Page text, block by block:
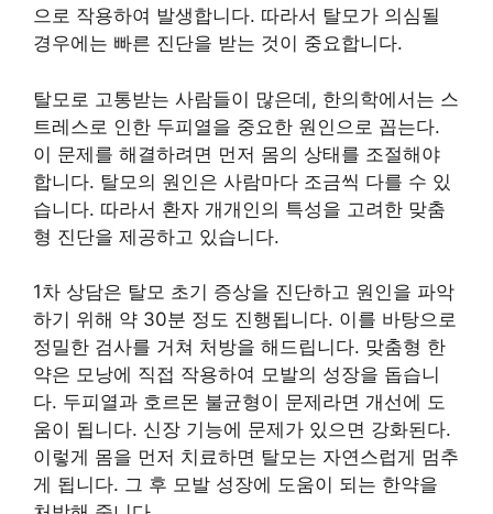
으로 작용하여 발생합니다. 따라서 탈모가 의심될
경우에는 빠른 진단을 받는 것이 중요합니다.
탈모로 고통받는 사람들이 많은데, 한의학에서는 스
트레스로 인한 두피열을 중요한 원인으로 꼽는다.
이 문제를 해결하려면 먼저 몸의 상태를 조절해야
합니다. 탈모의 원인은 사람마다 조금씩 다를 수 있
습니다. 따라서 환자 개개인의 특성을 고려한 맞춤
형 진단을 제공하고 있습니다.
1차 상담은 탈모 초기 증상을 진단하고 원인을 파악
하기 위해 약 30분 정도 진행됩니다. 이를 바탕으로
정밀한 검사를 거쳐 처방을 해드립니다. 맞춤형 한
약은 모낭에 직접 작용하여 모발의 성장을 돕습니
다. 두피열과 호르몬 불균형이 문제라면 개선에 도
움이 됩니다. 신장 기능에 문제가 있으면 강화된다.
이렇게 몸을 먼저 치료하면 탈모는 자연스럽게 멈추
게 됩니다. 그 후 모발 성장에 도움이 되는 한약을